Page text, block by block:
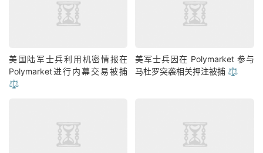
美国陆军士兵利用机密情报在
Polymarket进行内幕交易被捕
⚖️
美军士兵因在 Polymarket 参与
马杜罗突袭相关押注被捕 ⚖️